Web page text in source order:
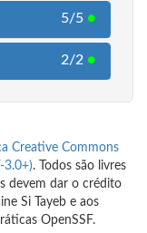
5/5 ●
2/2 ●
Creative Commons
3.0+). Todos são livres
devem dar o crédito
Si Tayeb e aos
OpenSSF.